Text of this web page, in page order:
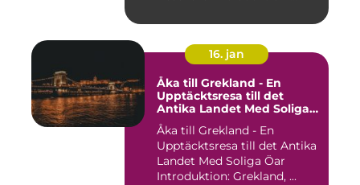
16. jan
Åka till Grekland - En
Upptäcktsresa till det
Antika Landet Med Soliga
Öar
Åka till Grekland - En
Upptäcktsresa till det Antika
Landet Med Soliga Öar
Introduktion: Grekland, ...